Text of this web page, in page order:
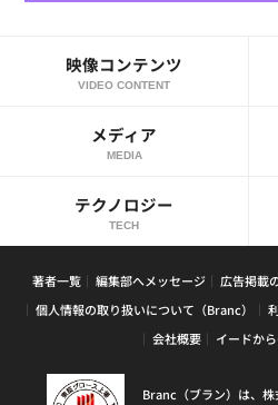
映像コンテンツ
VIDEO CONTENT
メディア
MEDIA
テクノロジー
TECH
著者一覧 編集部へメッセージ 広告掲載
個人情報の取り扱いについて（Branc）
会社概要
イードか
Branc（ブラン）は、